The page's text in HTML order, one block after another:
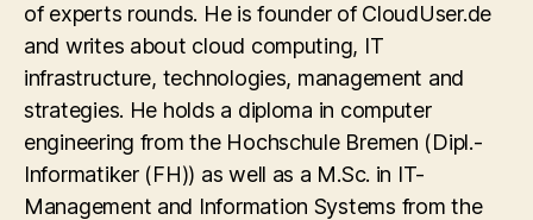
of experts rounds. He is founder of CloudUser.de
and writes about cloud computing, IT
infrastructure, technologies, management and
strategies. He holds a diploma in computer
engineering from the Hochschule Bremen (Dipl.-
Informatiker (FH)) as well as a M.Sc. in IT-
Management and Information Systems from the